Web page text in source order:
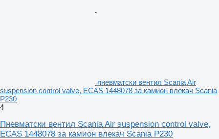
пневматски вентил Scania Air
suspension control valve, ECAS 1448078 за камион влекач Scania
P230
4
Пневматски вентил Scania Air suspension control valve,
ECAS 1448078 за камион влекач Scania P230